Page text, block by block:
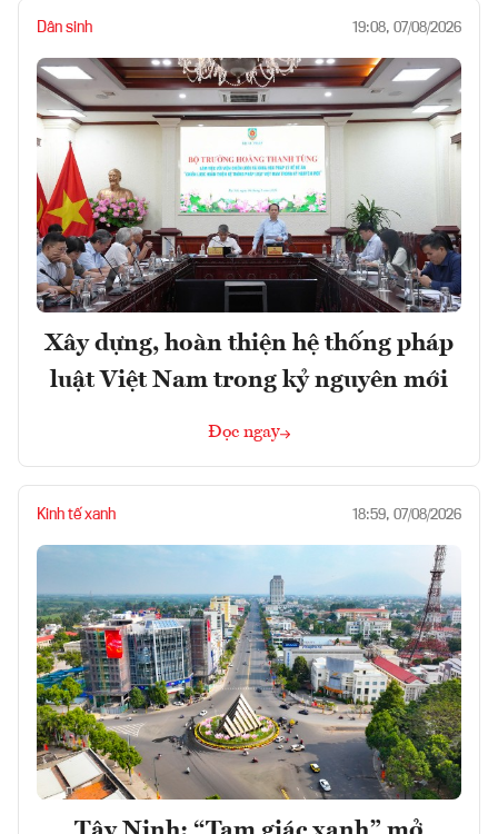
Dân sinh 19:08, 07/08/2026
Xây dựng, hoàn thiện hệ thống pháp
luật Việt Nam trong kỷ nguyên mới
Đọc ngay
Kinh tế xanh 18:59, 07/08/2026